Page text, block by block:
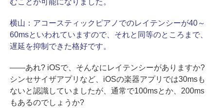
むことが可能になりました。
横山： アコースティックピアノでのレイテンシーが40～
60msといわれていますので、それと同等のところまで、
遅延を抑制できた格好です。
――あれ? iOSで、そんなにレイテンシーがありますか?
シンセサイザアプリなど、iOSの楽器アプリでは30msも
ないと認識していましたが、通常で100msとか、200ms
もあるのでしょうか?